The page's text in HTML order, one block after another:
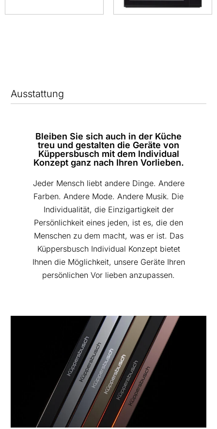
Ausstattung
Bleiben Sie sich auch in der Küche
treu und gestalten die Geräte von
Küppersbusch mit dem Individual
Konzept ganz nach Ihren Vorlieben.
Jeder Mensch liebt andere Dinge. Andere
Farben. Andere Mode. Andere Musik. Die
Individualität, die Einzigartigkeit der
Persönlichkeit eines jeden, ist es, die den
Menschen zu dem macht, was er ist. Das
Küppersbusch Individual Konzept bietet
Ihnen die Möglichkeit, unsere Geräte Ihren
persönlichen Vor lieben anzupassen.